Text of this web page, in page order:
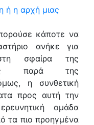
κάποτε να
ανήκε για
σφαίρα της
παρά της
η συνθετική
προς αυτή την
ομάδα
τα πιο προηγμένα